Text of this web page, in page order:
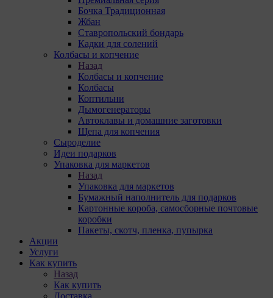
Бочка Традиционная
Жбан
Ставропольский бондарь
Кадки для солений
Колбасы и копчение
Назад
Колбасы и копчение
Колбасы
Коптильни
Дымогенераторы
Автоклавы и домашние заготовки
Щепа для копчения
Сыроделие
Идеи подарков
Упаковка для маркетов
Назад
Упаковка для маркетов
Бумажный наполнитель для подарков
Картонные короба, самосборные почтовые
коробки
Пакеты, скотч, пленка, пупырка
Акции
Услуги
Как купить
Назад
Как купить
Доставка